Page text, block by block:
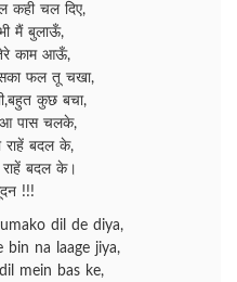
कही चल दिए,
मैं बुलाऊँ,
काम आऊँ,
फल तू चखा,
कुछ बचा,
आ पास चलके,
राहें बदल के,
राहें बदल के।
!!!
dil de diya,
bin na laage jiya,
mein bas ke,